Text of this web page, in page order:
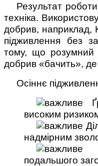
Результат
техніка.
добрив, наприклад,
підживлення без
тому, що розумний
добрив «бачить», де
Осіннє
високим
надмірним
подальшого